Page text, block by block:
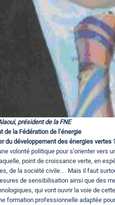
président de la FNE
de la Fédération de l’énergie
du développement des énergies vertes
volonté politique pour s’orienter vers
point de croissance verte, en
de la société civile… Mais il faut
de sensibilisation ainsi que des
qui vont ouvrir la voie de
formation professionnelle adaptée